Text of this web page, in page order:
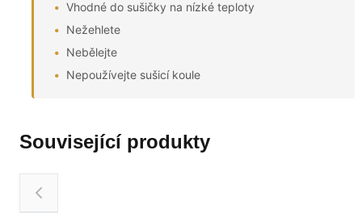
Vhodné do sušičky na nízké teploty
Nežehlete
Nebělejte
Nepoužívejte sušicí koule
Související produkty